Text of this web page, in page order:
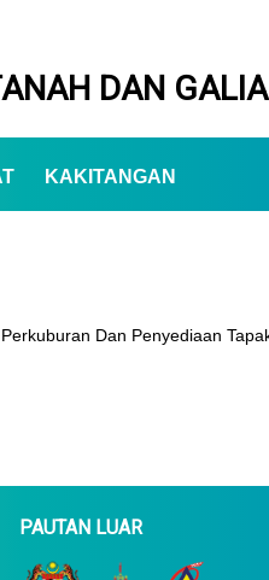
DAN
KAKITANGAN
Dan Penyediaan
PAUTAN LUAR